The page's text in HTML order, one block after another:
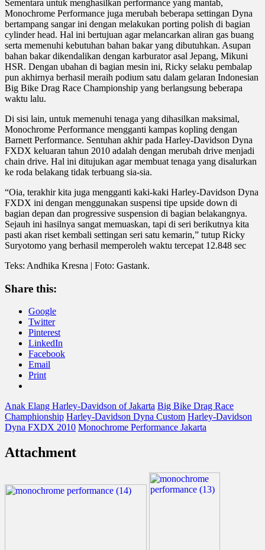
Sementara untuk menghasilkan performance yang mantab,
Monochrome Performance juga merubah beberapa settingan Dyna
bertampang sangar ini dengan melakukan porting polish di bagian
cylinder head. Hal ini bertujuan agar melancarkan aliran gas buang
serta memenuhi kebutuhan bahan bakar yang dibutuhkan. Asupan
bahan bakar dikendalikan dengan karburator asal Jepang, Mikuni
HSR. Dengan ubahan di bagian mesin ini, Ricky selaku pembalap
pun akhirnya berhasil meraih podium satu dalam gelaran Indonesian
Big Bike Drag Race Championship yang berlangsung beberapa
waktu lalu.
Di sisi lain, untuk memenuhi tenaga yang dihasilkan maksimal,
Monochrome Performance mengganti kampas kopling dengan
Barnett Performance. Sentuhan akhir pada Harley-Davidson Dyna
FXDX keluaran tahun 2010 adalah dengan merubah drive menjadi
chain drive. Hal ini ditujukan agar membuat tenaga yang disalurkan
ke roda belakang tidak terbuang sia-sia.
“Oia, terakhir kita juga mengganti kaki-kaki Harley-Davidson Dyna
FXDX ini dengan menggunakan suspensi tipe upside down di
bagian depan dan progressive suspension di bagian belakangnya.
Sejauh ini hasilnya sangat memuaskan, tapi di seri berikutnya kita
pasti akan riset kembali settingan seri satu kemarin,” tutup Ricky
Suryotomo yang berhasil memperoleh waktu tercepat 12.848 sec
Teks: Andhika Kresna | Foto: Gastank.
Share this:
Google
Twitter
Pinterest
LinkedIn
Facebook
Email
Print
Anak Elang Harley-Davidson of Jakarta Big Bike Drag Race
Champhionship Harley-Davidson Dyna Custom Harley-Davidson
Dyna FXDX 2010 Monochrome Performance Jakarta
Attachment